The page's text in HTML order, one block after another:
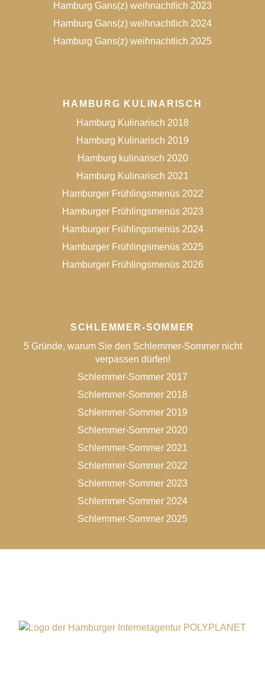
Hamburg Gans(z) weihnachtlich 2023
Hamburg Gans(z) weihnachtlich 2024
Hamburg Gans(z) weihnachtlich 2025
HAMBURG KULINARISCH
Hamburg Kulinarisch 2018
Hamburg Kulinarisch 2019
Hamburg kulinarisch 2020
Hamburg Kulinarisch 2021
Hamburger Frühlingsmenüs 2022
Hamburger Frühlingsmenüs 2023
Hamburger Frühlingsmenüs 2024
Hamburger Frühlingsmenüs 2025
Hamburger Frühlingsmenüs 2026
SCHLEMMER-SOMMER
5 Gründe, warum Sie den Schlemmer-Sommer nicht
verpassen dürfen!
Schlemmer-Sommer 2017
Schlemmer-Sommer 2018
Schlemmer-Sommer 2019
Schlemmer-Sommer 2020
Schlemmer-Sommer 2021
Schlemmer-Sommer 2022
Schlemmer-Sommer 2023
Schlemmer-Sommer 2024
Schlemmer-Sommer 2025